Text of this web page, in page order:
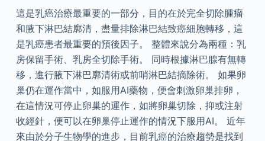
這是乳癌治療最重要的一部分，目的在於完全切除腫瘤
和腋下淋巴結廓清，盡量排除淋巴結致癌細胞轉移，這
是乳癌患者最重要的預後因子。 整體來說分為兩種：乳
房保留手術、乳房全切除手術。 同時根據淋巴腺有無轉
移，進行腋下淋巴廓清術或前哨淋巴結摘除術。 如果卵
巢仍在運作當中，如服用AI藥物，便會刺激卵巢排卵，
在這情況可停止卵巢的運作，如將卵巢切除，抑或注射
收經針，便可以在卵巢停止運作的情況下服用AI。 近年
來由於分子生物學的進步，目前乳癌的治療趨勢是找到